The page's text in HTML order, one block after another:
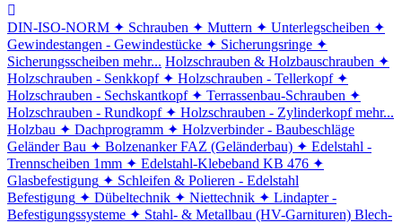
DIN-ISO-NORM ✦ Schrauben ✦ Muttern ✦ Unterlegscheiben ✦
Gewindestangen - Gewindestücke ✦ Sicherungsringe ✦
Sicherungsscheiben mehr... Holzschrauben & Holzbauschrauben ✦
Holzschrauben - Senkkopf ✦ Holzschrauben - Tellerkopf ✦
Holzschrauben - Sechskantkopf ✦ Terrassenbau-Schrauben ✦
Holzschrauben - Rundkopf ✦ Holzschrauben - Zylinderkopf mehr...
Holzbau ✦ Dachprogramm ✦ Holzverbinder - Baubeschläge
Geländer Bau ✦ Bolzenanker FAZ (Geländerbau) ✦ Edelstahl -
Trennscheiben 1mm ✦ Edelstahl-Klebeband KB 476 ✦
Glasbefestigung ✦ Schleifen & Polieren - Edelstahl
Befestigung ✦ Dübeltechnik ✦ Niettechnik ✦ Lindapter -
Befestigungssysteme ✦ Stahl- & Metallbau (HV-Garnituren) Blech-